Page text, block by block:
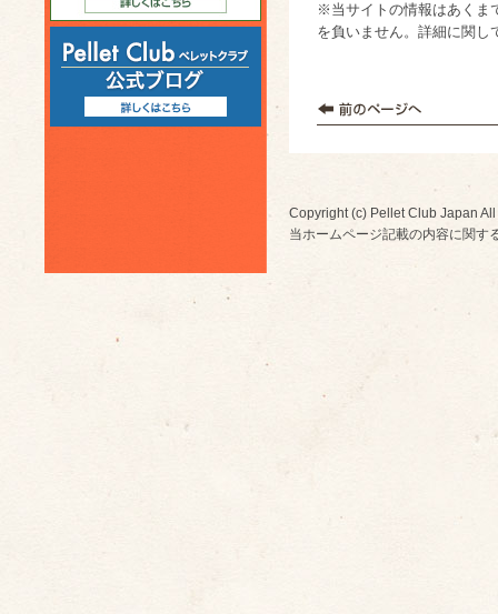
※当サイトの情報はあくま
を負いません。詳細に関し
Copyright (c) Pellet Club Japan
当ホームページ記載の内容に関す